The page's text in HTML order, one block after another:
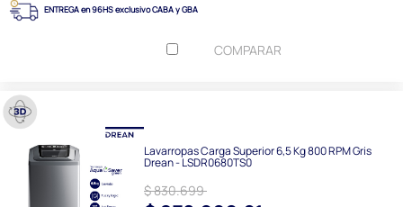
ENTREGA en 96HS exclusivo CABA y GBA
COMPARAR
Lavarropas Carga Superior 6,5 Kg 800 RPM Gris
Drean - LSDR0680TS0
$ 830.699